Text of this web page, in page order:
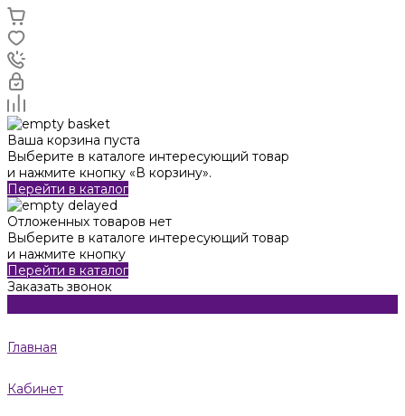
Ваша корзина пуста
Выберите в каталоге интересующий товар
и нажмите кнопку «В корзину».
Перейти в каталог
Отложенных товаров нет
Выберите в каталоге интересующий товар
и нажмите кнопку
Перейти в каталог
Заказать звонок
Главная
Кабинет